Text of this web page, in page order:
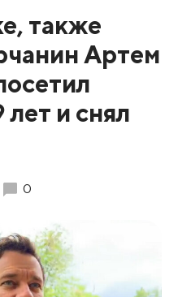
также
Артем
лет и снял
0